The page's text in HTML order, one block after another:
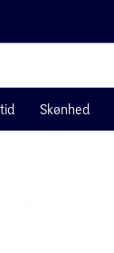
Skønhed